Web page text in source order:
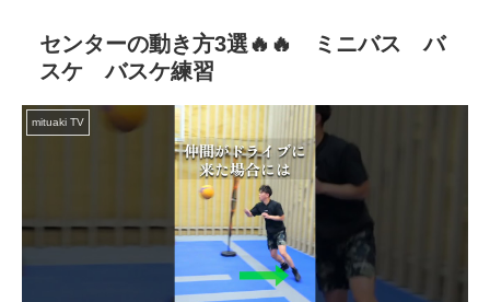
センターの動き方3選🔥🔥 ミニバス バ
スケ バスケ練習
mituaki TV